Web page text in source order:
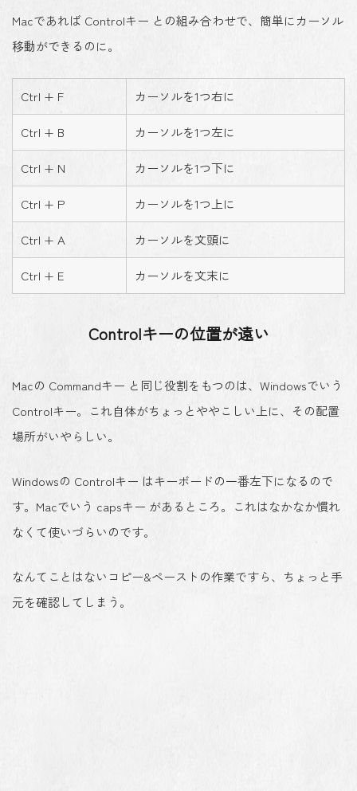
Macであれば Controlキー との組み合わせで、簡単にカーソル
移動ができるのに。
Ctrl + F カーソルを1つ右に
Ctrl + B カーソルを1つ左に
Ctrl + N カーソルを1つ下に
Ctrl + P カーソルを1つ上に
Ctrl + A カーソルを文頭に
Ctrl + E カーソルを文末に
Controlキーの位置が遠い
Macの Commandキー と同じ役割をもつのは、Windowsでいう
Controlキー。これ自体がちょっとややこしい上に、その配置
場所がいやらしい。
Windowsの Controlキー はキーボードの一番左下になるので
す。Macでいう capsキー があるところ。これはなかなか慣れ
なくて使いづらいのです。
なんてことはないコピー&ペーストの作業ですら、ちょっと手
元を確認してしまう。